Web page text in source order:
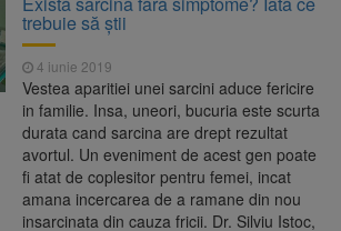
AUR a lansat platforma
urmărirea inițiativei de
Nicușor Dan
Înalta Curte analizează
și Horațiu Potra.
dacă începe procesul
Strategia națională pentru
2030, adoptată de Senat.
promulgare
trebuie să ştii
4 iunie 2019
Vestea aparitiei unei sarcini aduce fericire
in familie. Insa, uneori, bucuria este scurta
durata cand sarcina are drept rezultat
avortul. Un eveniment de acest gen poate
fi atat de coplesitor pentru femei, incat
amana incercarea de a ramane din nou
insarcinata din cauza fricii. Dr. Silviu Istoc,